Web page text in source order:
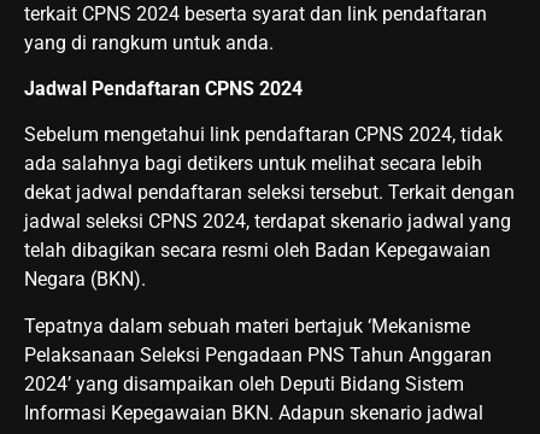
terkait CPNS 2024 beserta syarat dan link pendaftaran
yang di rangkum untuk anda.
Jadwal Pendaftaran CPNS 2024
Sebelum mengetahui link pendaftaran CPNS 2024, tidak
ada salahnya bagi detikers untuk melihat secara lebih
dekat jadwal pendaftaran seleksi tersebut. Terkait dengan
jadwal seleksi CPNS 2024, terdapat skenario jadwal yang
telah dibagikan secara resmi oleh Badan Kepegawaian
Negara (BKN).
Tepatnya dalam sebuah materi bertajuk ‘Mekanisme
Pelaksanaan Seleksi Pengadaan PNS Tahun Anggaran
2024’ yang disampaikan oleh Deputi Bidang Sistem
Informasi Kepegawaian BKN. Adapun skenario jadwal